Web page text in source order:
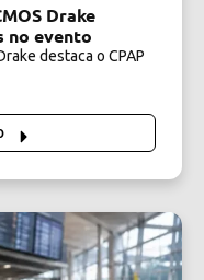
Drake
no evento
destaca o CPAP